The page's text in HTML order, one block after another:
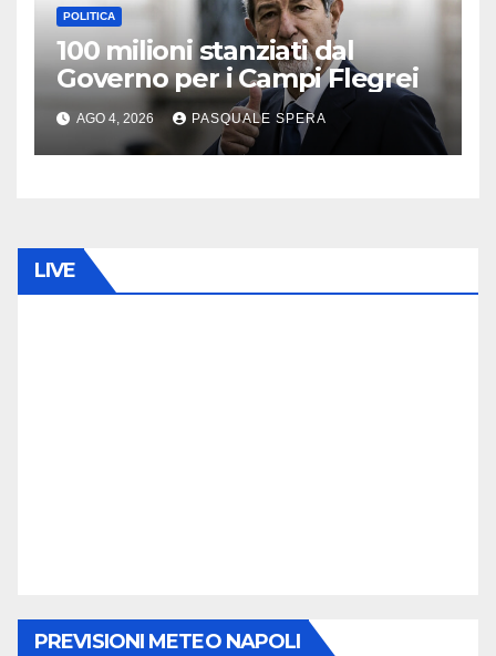
POLITICA
100 milioni stanziati dal
Governo per i Campi Flegrei
AGO 4, 2026 PASQUALE SPERA
LIVE
PREVISIONI METEO NAPOLI